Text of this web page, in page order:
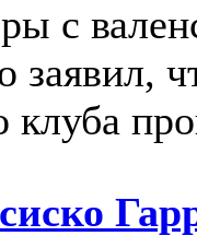
с
заявил,
клуба